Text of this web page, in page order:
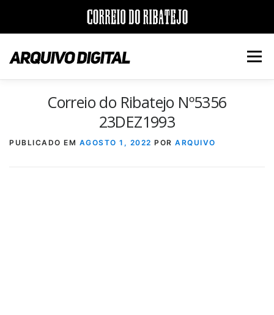
para
conteúdo
Menu
JORNAIS DÉCADAS
VERSÃO PDF E IMPRESSÃO
Correio do Ribatejo Nº5356
23DEZ1993
PUBLICADO EM AGOSTO 1, 2022 POR ARQUIVO